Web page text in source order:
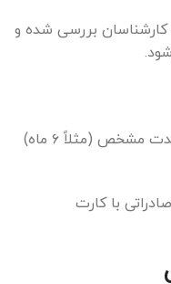
کارشناسان بررسی شده و
در صورت تأیید، کارت بازرگانی برای مدت مشخص (مثلاً ۶ ماه)
با کارت